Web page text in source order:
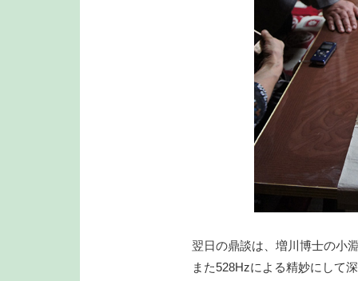
翌日の鼎談は、増川博士の小
また528Hzによる精妙にして